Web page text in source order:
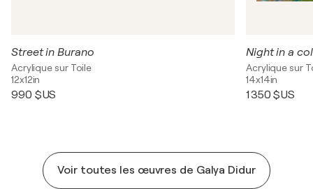
Street in Burano
Acrylique sur Toile
12x12in
990 $US
Night in a
Acrylique sur
14x14in
1 350 $US
Voir toutes les œuvres de Galya Didur